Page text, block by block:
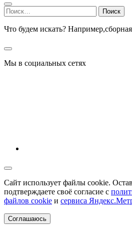
Найти:
Что будем искать? Например,
Мы в социальных сетях
Сайт использует файлы cookie.
подтверждаете своё согласие с
файлов cookie и сервиса
Соглашаюсь